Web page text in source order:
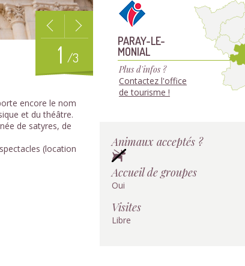
1 /3
encore le nom
et du théâtre.
de satyres, de
(location
PARAY-LE-
MONIAL
Plus d'infos ?
Contactez l'office
de tourisme !
Animaux acceptés ?
Accueil de groupes
Oui
Visites
Libre